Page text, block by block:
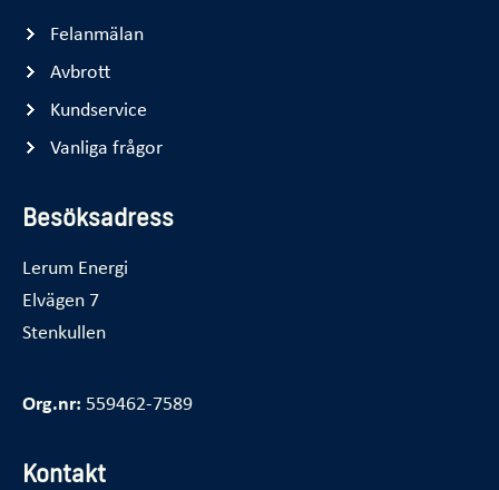
Felanmälan
Avbrott
Kundservice
Vanliga frågor
Besöksadress
Lerum Energi
Elvägen 7
Stenkullen
Org.nr: 559462-7589
Kontakt